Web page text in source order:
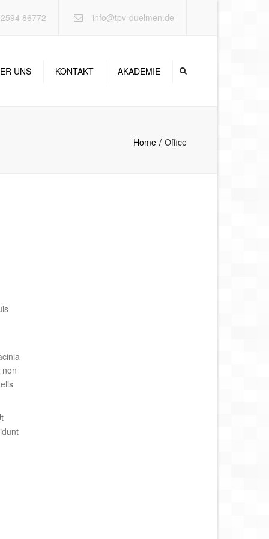
86772 info@tpv-duelmen.de
UNS KONTAKT AKADEMIE
Home Office